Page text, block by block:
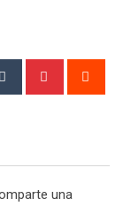
Tumblr Pinterest
una